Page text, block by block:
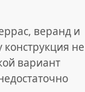
веранд и
не
вариант